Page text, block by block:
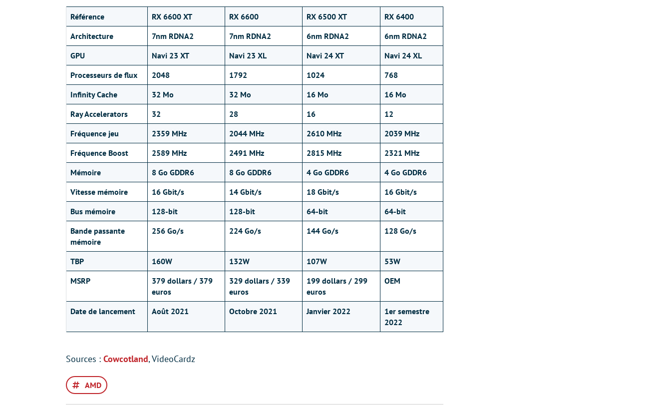
Référence RX 6600 XT RX 6600 RX 6500 XT
RX 6400
Architecture
7nm RDNA2 7nm RDNA2 6nm RDNA2
6nm RDNA2
GPU
Navi 23 XT Navi 23 XL Navi 24 XT
Navi 24 XL
Processeurs de flux
2048 1792 1024
768
Infinity Cache
32 Mo 32 Mo 16 Mo
16 Mo
Ray Accelerators
32 28 16
12
Fréquence jeu
2359 MHz 2044 MHz 2610 MHz
2039 MHz
Fréquence Boost
2589 MHz 2491 MHz 2815 MHz
2321 MHz
Mémoire
8 Go GDDR6 8 Go GDDR6 4 Go GDDR6
4 Go GDDR6
Vitesse mémoire
16 Gbit/s 14 Gbit/s 18 Gbit/s
16 Gbit/s
Bus mémoire
128-bit 128-bit 64-bit
64-bit
Bande passante
mémoire
256 Go/s 224 Go/s 144 Go/s 128 Go/s
TBP 160W 132W 107W
53W
MSRP
379 dollars / 379
euros
329 dollars / 339
euros
199 dollars / 299
euros
OEM
Date de lancement Août 2021 Octobre 2021 Janvier 2022
1er semestre
2022
Sources : Cowcotland, VideoCardz
AMD